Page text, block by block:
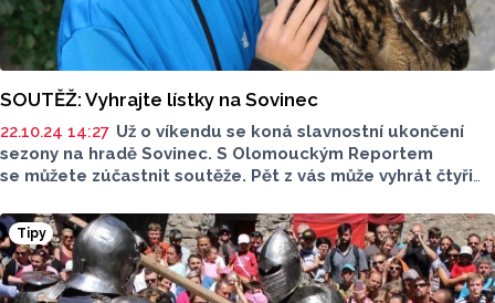
SOUTĚŽ: Vyhrajte lístky na Sovinec
22.10.24 14:27 Už o víkendu se koná slavnostní ukončení
sezony na hradě Sovinec. S Olomouckým Reportem
se můžete zúčastnit soutěže. Pět z vás může vyhrát čtyři
Soutěž byla ukončena ve čtvrtek 24. října.
Tipy